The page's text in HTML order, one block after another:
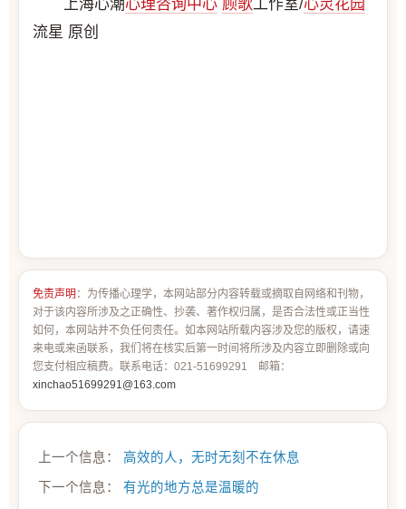
上海心潮心理咨询中心 顾歌工作室/心灵花园
流星 原创
免责声明 ：为传播心理学，本网站部分内容转载或摘取自网络和刊物，
对于该内容所涉及之正确性、抄袭、著作权归属，是否合法性或正当性
如何，本网站并不负任何责任。如本网站所载内容涉及您的版权，请速
来电或来函联系，我们将在核实后第一时间将所涉及内容立即删除或向
您支付相应稿费。联系电话：021-51699291 邮箱：
xinchao51699291@163.com
上一个信息： 高效的人，无时无刻不在休息
下一个信息： 有光的地方总是温暖的